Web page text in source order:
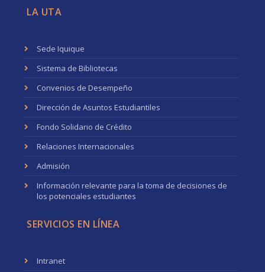
LA UTA
Sede Iquique
Sistema de Bibliotecas
Convenios de Desempeño
Dirección de Asuntos Estudiantiles
Fondo Solidario de Crédito
Relaciones Internacionales
Admisión
Información relevante para la toma de decisiones de
los potenciales estudiantes
SERVICIOS EN LÍNEA
Intranet